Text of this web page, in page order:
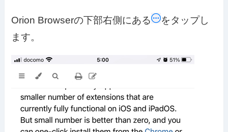
Orion Browserの下部右側にある
をタップし
ます。